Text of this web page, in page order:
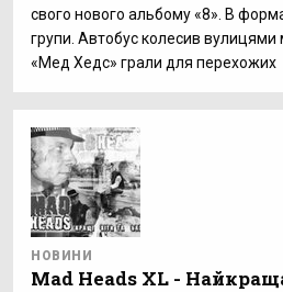
свого нового альбому «8». В
групи. Автобус колесив вулицями
«Мед Хедс» грали для перехожих
НОВИНИ
Mad Heads XL -